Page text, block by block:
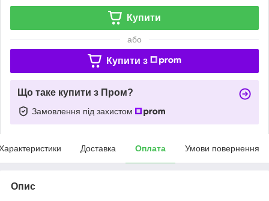
Купити
або
Купити з
Що таке купити з Пром?
Замовлення під захистом
Доставка Оплата Умови повернення
Опис